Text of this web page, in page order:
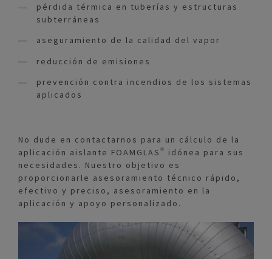
pérdida térmica en tuberías y estructuras
subterráneas
aseguramiento de la calidad del vapor
reducción de emisiones
prevención contra incendios de los sistemas
aplicados
No dude en contactarnos para un cálculo de la
aplicación aislante FOAMGLAS® idónea para sus
necesidades. Nuestro objetivo es
proporcionarle asesoramiento técnico rápido,
efectivo y preciso, asesoramiento en la
aplicación y apoyo personalizado.